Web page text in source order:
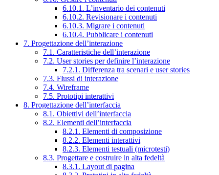
6.10.1. L’inventario dei contenuti
6.10.2. Revisionare i contenuti
6.10.3. Migrare i contenuti
6.10.4. Pubblicare i contenuti
7. Progettazione dell’interazione
7.1. Caratteristiche dell’interazione
7.2. User stories per definire l’interazione
7.2.1. Differenza tra scenari e user stories
7.3. Flussi di interazione
7.4. Wireframe
7.5. Prototipi interattivi
8. Progettazione dell’interfaccia
8.1. Obiettivi dell’interfaccia
8.2. Elementi dell’interfaccia
8.2.1. Elementi di composizione
8.2.2. Elementi interattivi
8.2.3. Elementi testuali (microtesti)
8.3. Progettare e costruire in alta fedeltà
8.3.1. Layout di pagina